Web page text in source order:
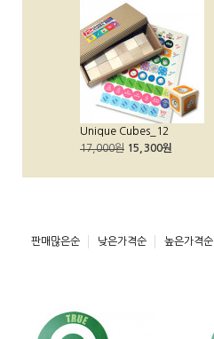
Unique Cubes_12
17,000원 15,300원
판매많은순 낮은가격순 높은가격순